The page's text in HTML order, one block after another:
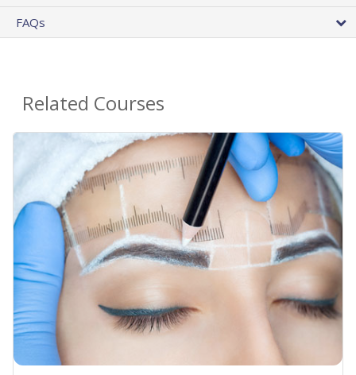
FAQs
Related Courses